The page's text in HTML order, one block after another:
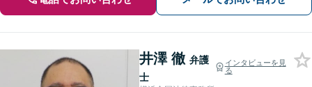
井澤 徹 弁護
士
インタビューを見
る